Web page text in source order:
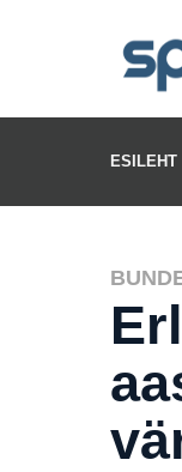
ESILEHT